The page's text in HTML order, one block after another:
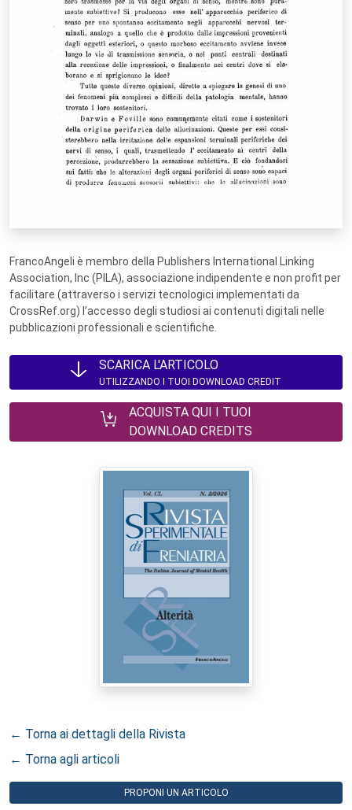
FrancoAngeli è membro della Publishers International Linking
Association, Inc (PILA), associazione indipendente e non profit per
facilitare (attraverso i servizi tecnologici implementati da
CrossRef.org) l’accesso degli studiosi ai contenuti digitali nelle
pubblicazioni professionali e scientifiche.
SCARICA L'ARTICOLO
UTILIZZANDO I TUOI DOWNLOAD CREDIT
ACQUISTA QUI I TUOI
DOWNLOAD CREDITS
← Torna ai dettagli della Rivista
← Torna agli articoli
PROPONI UN ARTICOLO